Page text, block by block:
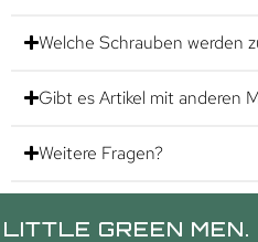
Welche Schrauben werden
Gibt es Artikel mit anderen
Weitere Fragen?
GREEN MEN.